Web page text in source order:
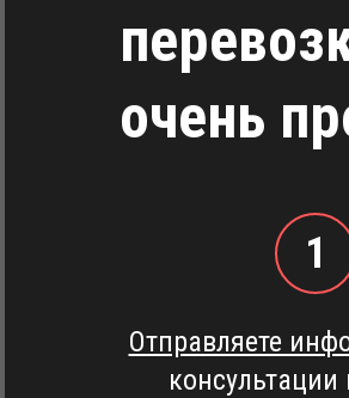
очень
1
Отправляете
консультации